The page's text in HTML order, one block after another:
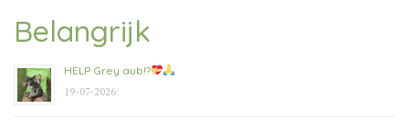
Belangrijk
HELP Grey aub!?
19-07-2026